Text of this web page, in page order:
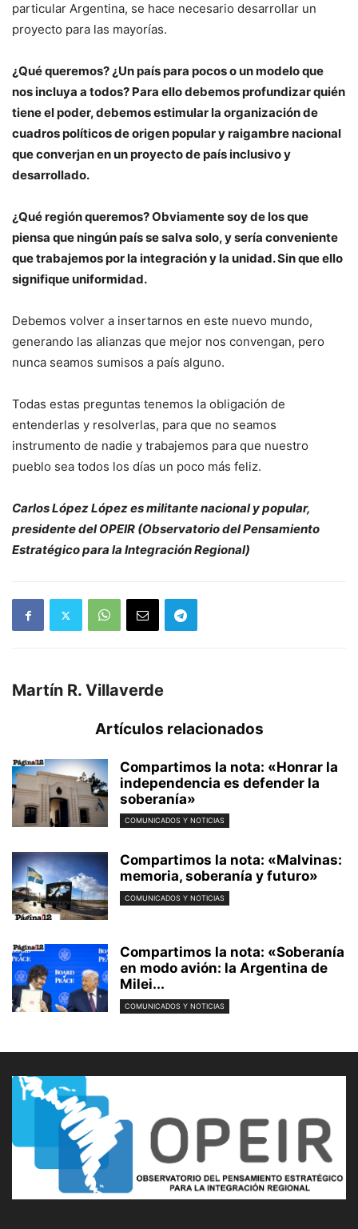
particular Argentina, se hace necesario desarrollar un
proyecto para las mayorías.
¿Qué queremos? ¿Un país para pocos o un modelo que
nos incluya a todos? Para ello debemos profundizar quién
tiene el poder, debemos estimular la organización de
cuadros políticos de origen popular y raigambre nacional
que converjan en un proyecto de país inclusivo y
desarrollado.
¿Qué región queremos? Obviamente soy de los que
piensa que ningún país se salva solo, y sería conveniente
que trabajemos por la integración y la unidad. Sin que ello
signifique uniformidad.
Debemos volver a insertarnos en este nuevo mundo,
generando las alianzas que mejor nos convengan, pero
nunca seamos sumisos a país alguno.
Todas estas preguntas tenemos la obligación de
entenderlas y resolverlas, para que no seamos
instrumento de nadie y trabajemos para que nuestro
pueblo sea todos los días un poco más feliz.
Carlos López López es militante nacional y popular,
presidente del OPEIR (Observatorio del Pensamiento
Estratégico para la Integración Regional)
Martín R. Villaverde
Artículos relacionados
Compartimos la nota: «Honrar la
independencia es defender la
soberanía»
COMUNICADOS Y NOTICIAS
Compartimos la nota: «Malvinas:
memoria, soberanía y futuro»
COMUNICADOS Y NOTICIAS
Compartimos la nota: «Soberanía
en modo avión: la Argentina de
Milei...
COMUNICADOS Y NOTICIAS